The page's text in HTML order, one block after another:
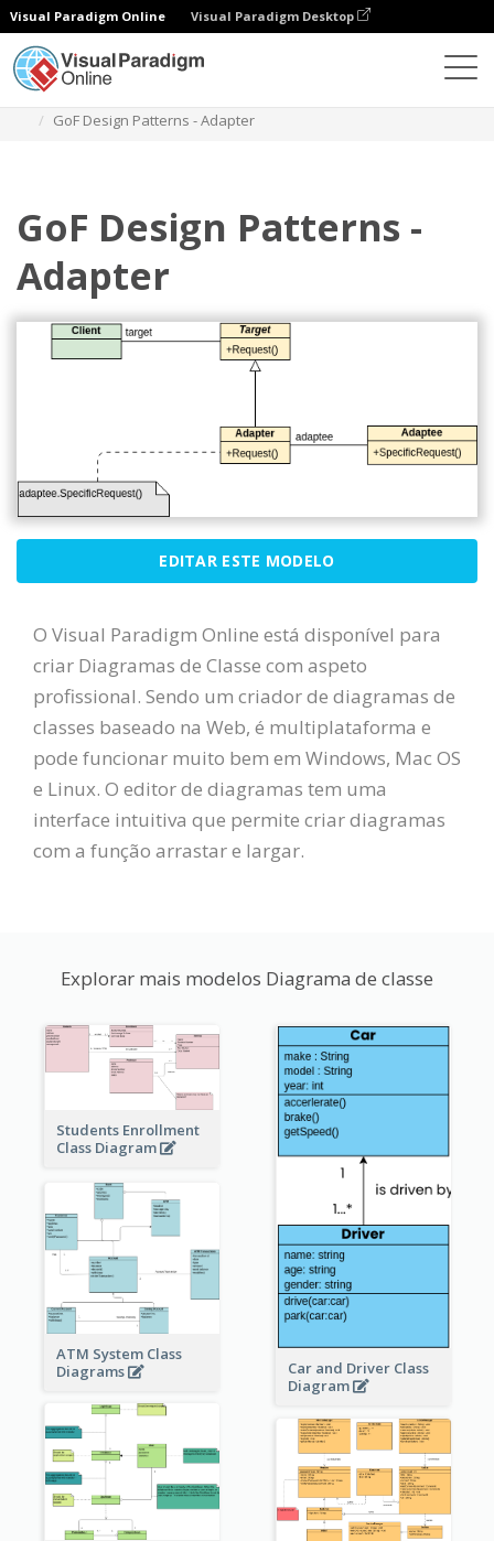
Visual Paradigm Online Visual Paradigm Desktop
GoF Design Patterns - Adapter
GoF Design Patterns -
Adapter
EDITAR ESTE MODELO
O Visual Paradigm Online está disponível para
criar Diagramas de Classe com aspeto
profissional. Sendo um criador de diagramas de
classes baseado na Web, é multiplataforma e
pode funcionar muito bem em Windows, Mac OS
e Linux. O editor de diagramas tem uma
interface intuitiva que permite criar diagramas
com a função arrastar e largar.
Explorar mais modelos Diagrama de classe
Students Enrollment
Class Diagram
Car and Driver Class
Diagram
ATM System Class
Diagrams